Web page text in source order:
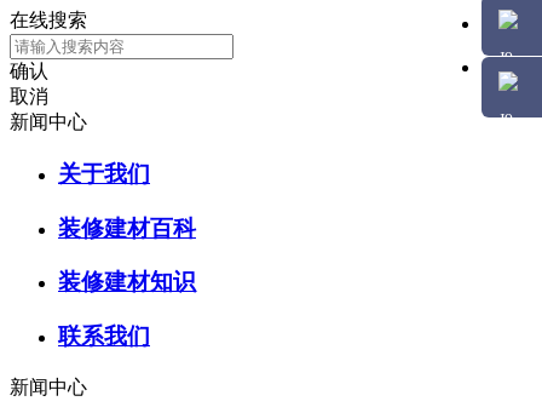
在线搜索
确认
取消
新闻中心
关于我们
装修建材百科
装修建材知识
联系我们
新闻中心